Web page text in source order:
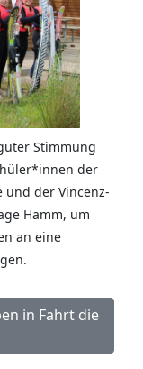
Stimmung
der
und der Vincenz-
Hamm, um
an eine
in Fahrt die